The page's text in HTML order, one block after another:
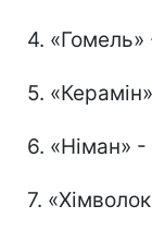
4.
5.
6. «Німан»
7.